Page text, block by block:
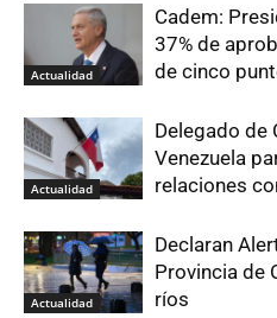
Actualidad
Cadem:
37% de
de cinco
Actualidad
Delegado de
Venezuela
relaciones
Actualidad
Declaran
Provincia de
ríos